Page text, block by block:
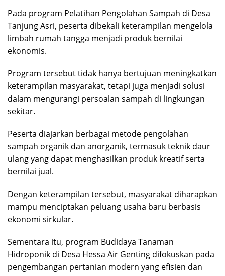
Pada program Pelatihan Pengolahan Sampah di Desa
Tanjung Asri, peserta dibekali keterampilan mengelola
limbah rumah tangga menjadi produk bernilai
ekonomis.
Program tersebut tidak hanya bertujuan meningkatkan
keterampilan masyarakat, tetapi juga menjadi solusi
dalam mengurangi persoalan sampah di lingkungan
sekitar.
Peserta diajarkan berbagai metode pengolahan
sampah organik dan anorganik, termasuk teknik daur
ulang yang dapat menghasilkan produk kreatif serta
bernilai jual.
Dengan keterampilan tersebut, masyarakat diharapkan
mampu menciptakan peluang usaha baru berbasis
ekonomi sirkular.
Sementara itu, program Budidaya Tanaman
Hidroponik di Desa Hessa Air Genting difokuskan pada
pengembangan pertanian modern yang efisien dan